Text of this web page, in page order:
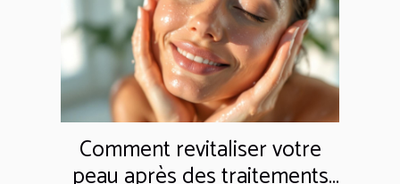
Comment revitaliser votre